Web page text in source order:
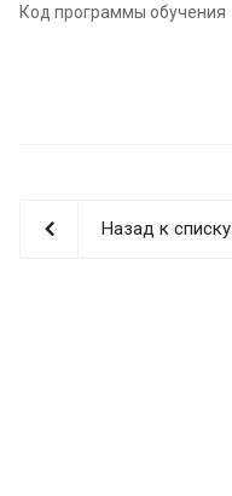
Код программы обучения
Назад к списку